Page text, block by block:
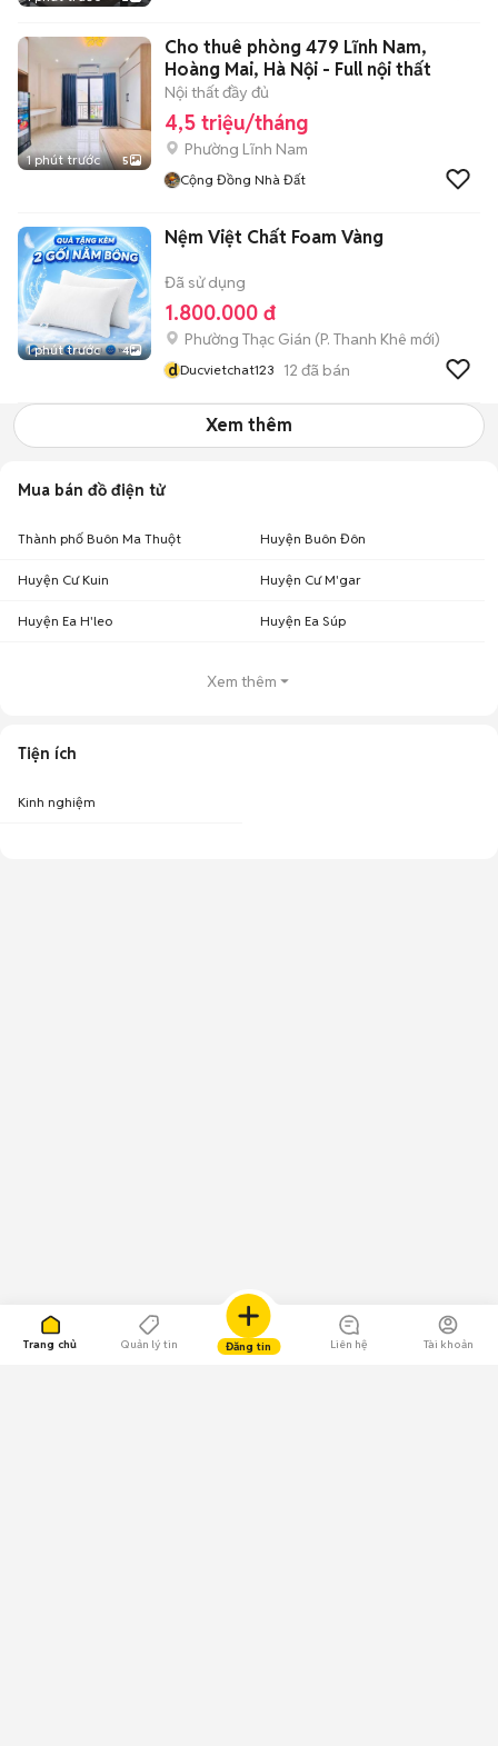
Trang chủ Quản lý tin Đăng tin Liên hệ Tài khoản
1 phút trước 5
Cho thuê phòng 479 Lĩnh Nam,
Hoàng Mai, Hà Nội - Full nội thất
Nội thất đầy đủ
4,5 triệu/tháng
Phường Lĩnh Nam
Cộng Đồng Nhà Đất
1 phút trước 4
Nệm Việt Chất Foam Vàng
Đã sử dụng
1.800.000 đ
Phường Thạc Gián (P. Thanh Khê mới)
dDucvietchat123 12 đã bán
Xem thêm
Mua bán đồ điện tử
Thành phố Buôn Ma Thuột Huyện Buôn Đôn
Huyện Cư Kuin Huyện Cư M'gar
Huyện Ea H'leo Huyện Ea Súp
Xem thêm
Tiện ích
Kinh nghiệm